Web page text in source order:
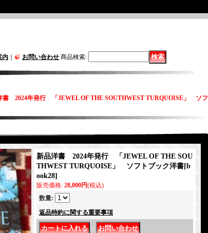
内 お問い合わせ 商品検索:
書 2024年発行 「JEWEL OF THE SOUTHWEST TURQUOISE」 ソフ
新品洋書 2024年発行 「JEWEL OF THE SOU
THWEST TURQUOISE」 ソフトブック洋書[b
ook28]
販売価格: 28,000円(税込)
数量:
返品特約に関する重要事項